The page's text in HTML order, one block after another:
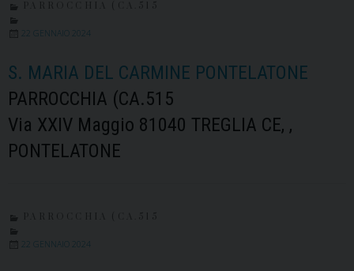
22 GENNAIO 2024
S. MARIA DEL CARMINE PONTELATONE
PARROCCHIA (CA.515
Via XXIV Maggio 81040 TREGLIA CE, ,
PONTELATONE
22 GENNAIO 2024